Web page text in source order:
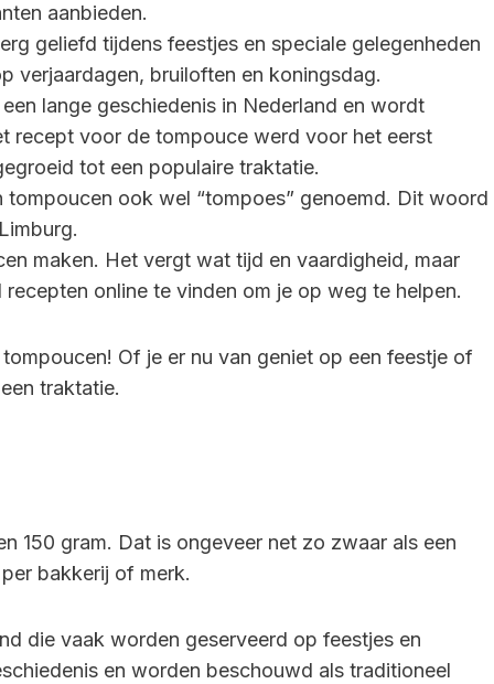
aanbieden.
geliefd tijdens feestjes en speciale gelegenheden
verjaardagen, bruiloften en koningsdag.
lange geschiedenis in Nederland en wordt
recept voor de tompouce werd voor het eerst
tot een populaire traktatie.
tompoucen ook wel “tompoes” genoemd. Dit woord
maken. Het vergt wat tijd en vaardigheid, maar
online te vinden om je op weg te helpen.
Of je er nu van geniet op een feestje of
traktatie.
150 gram. Dat is ongeveer net zo zwaar als een
bakkerij of merk.
die vaak worden geserveerd op feestjes en
en worden beschouwd als traditioneel